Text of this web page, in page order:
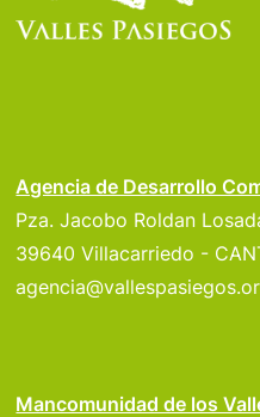
Agencia de Desarrollo
Pza. Jacobo Roldan
39640 Villacarriedo -
Mancomunidad de los